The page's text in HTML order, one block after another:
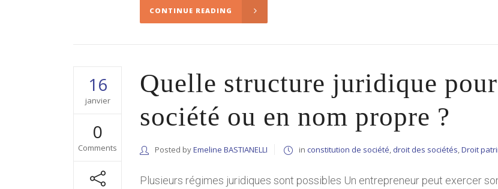
CONTINUE READING
16
janvier
0
Comments
Quelle structure juridique
société ou en nom propre ?
Posted byEmeline BASTIANELLI in constitution de société, droit des sociétés,Droit
Plusieurs régimes juridiques sont possibles Un entrepreneur peut exercer